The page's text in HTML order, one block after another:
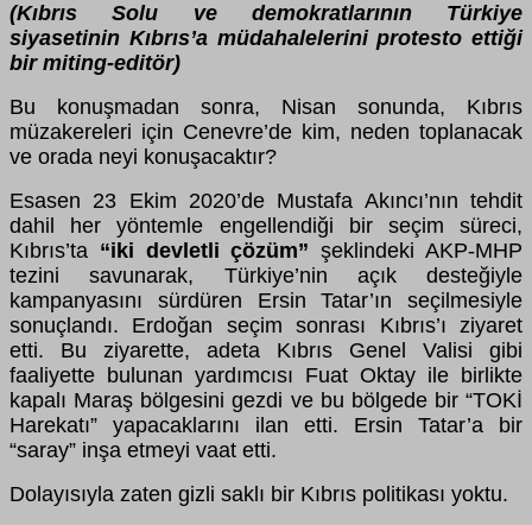
(Kıbrıs Solu ve demokratlarının Türkiye
siyasetinin Kıbrıs’a müdahalelerini protesto ettiği
bir miting-editör)
Bu konuşmadan sonra, Nisan sonunda, Kıbrıs
müzakereleri için Cenevre’de kim, neden toplanacak
ve orada neyi konuşacaktır?
Esasen 23 Ekim 2020’de Mustafa Akıncı’nın tehdit
dahil her yöntemle engellendiği bir seçim süreci,
Kıbrıs’ta “iki devletliçözüm” şeklindeki AKP-MHP
tezini savunarak, Türkiye’nin açık desteğiyle
kampanyasını sürdüren Ersin Tatar’ın seçilmesiyle
sonuç landı. Erdoğan seçim sonrası Kıbrıs’ı ziyaret
etti. Bu ziyarette, adeta Kıbrıs Genel Valisi gibi
faaliyette bulunan yardımcısı Fuat Oktay ile birlikte
kapalı Maraş bö lgesini gezdi ve bu bölgede bir “TOKİ
Harekatı” yapacaklarını ilan etti. Ersin Tatar’a bir
“saray” inşa etmeyi vaat etti.
Dolayısıyla zaten gizli saklı bir Kıbrıs politikası yoktu.